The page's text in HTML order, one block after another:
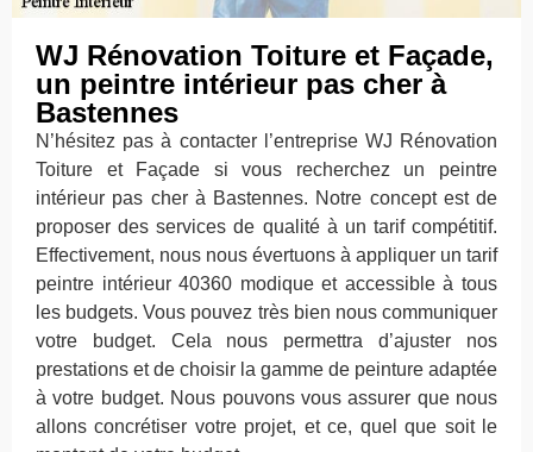
WJ Rénovation Toiture et Façade,
un peintre intérieur pas cher à
Bastennes
N’hésitez pas à contacter l’entreprise WJ Rénovation
Toiture et Façade si vous recherchez un peintre
intérieur pas cher à Bastennes. Notre concept est de
proposer des services de qualité à un tarif compétitif.
Effectivement, nous nous évertuons à appliquer un tarif
peintre intérieur 40360 modique et accessible à tous
les budgets. Vous pouvez très bien nous communiquer
votre budget. Cela nous permettra d’ajuster nos
prestations et de choisir la gamme de peinture adaptée
à votre budget. Nous pouvons vous assurer que nous
allons concrétiser votre projet, et ce, quel que soit le